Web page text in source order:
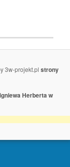
3w-projekt.pl strony
Herberta w